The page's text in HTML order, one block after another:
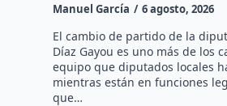
Manuel García 6 agosto, 2026
El cambio de partido de la
Díaz Gayou es uno más de los
equipo que diputados locales
mientras están en funciones
que…